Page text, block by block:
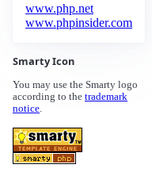
www.php.net
www.phpinsider.com
Smarty Icon
You may use the Smarty logo
according to the trademark
notice.